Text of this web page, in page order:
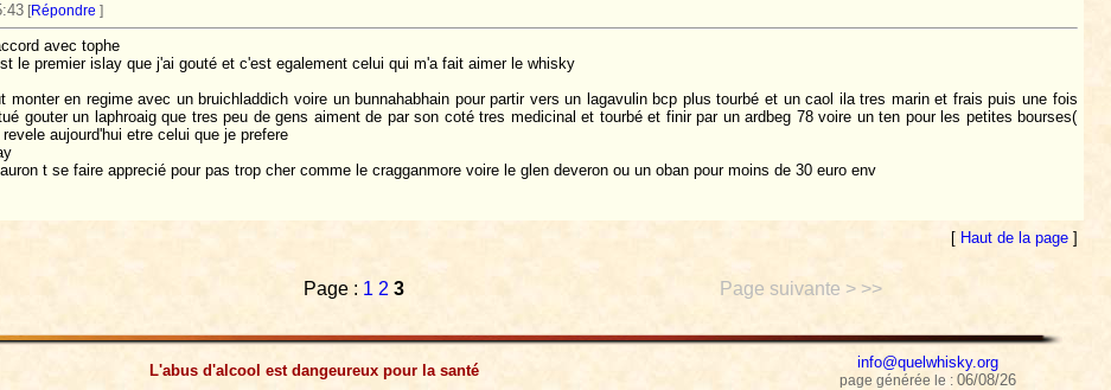
[Répondre ]
avec tophe
le premier islay que j'ai gouté et c'est egalement celui qui m'a fait aimer le whisky
monter en regime avec un bruichladdich voire un bunnahabhain pour partir vers un lagavulin bcp plus tourbé et un caol ila tres marin et frais puis une fois
gouter un laphroaig que tres peu de gens aiment de par son coté tres medicinal et tourbé et finir par un ardbeg 78 voire un ten pour les petites bourses(
aujourd'hui etre celui que je prefere
t se faire apprecié pour pas trop cher comme le cragganmore voire le glen deveron ou un oban pour moins de 30 euro env
[ Haut de la page]
Page : 1 2 3 Page suivante > >>
L'abus d'alcool est dangeureux pour la santé info@quelwhisky.org
page générée le : 06/08/26